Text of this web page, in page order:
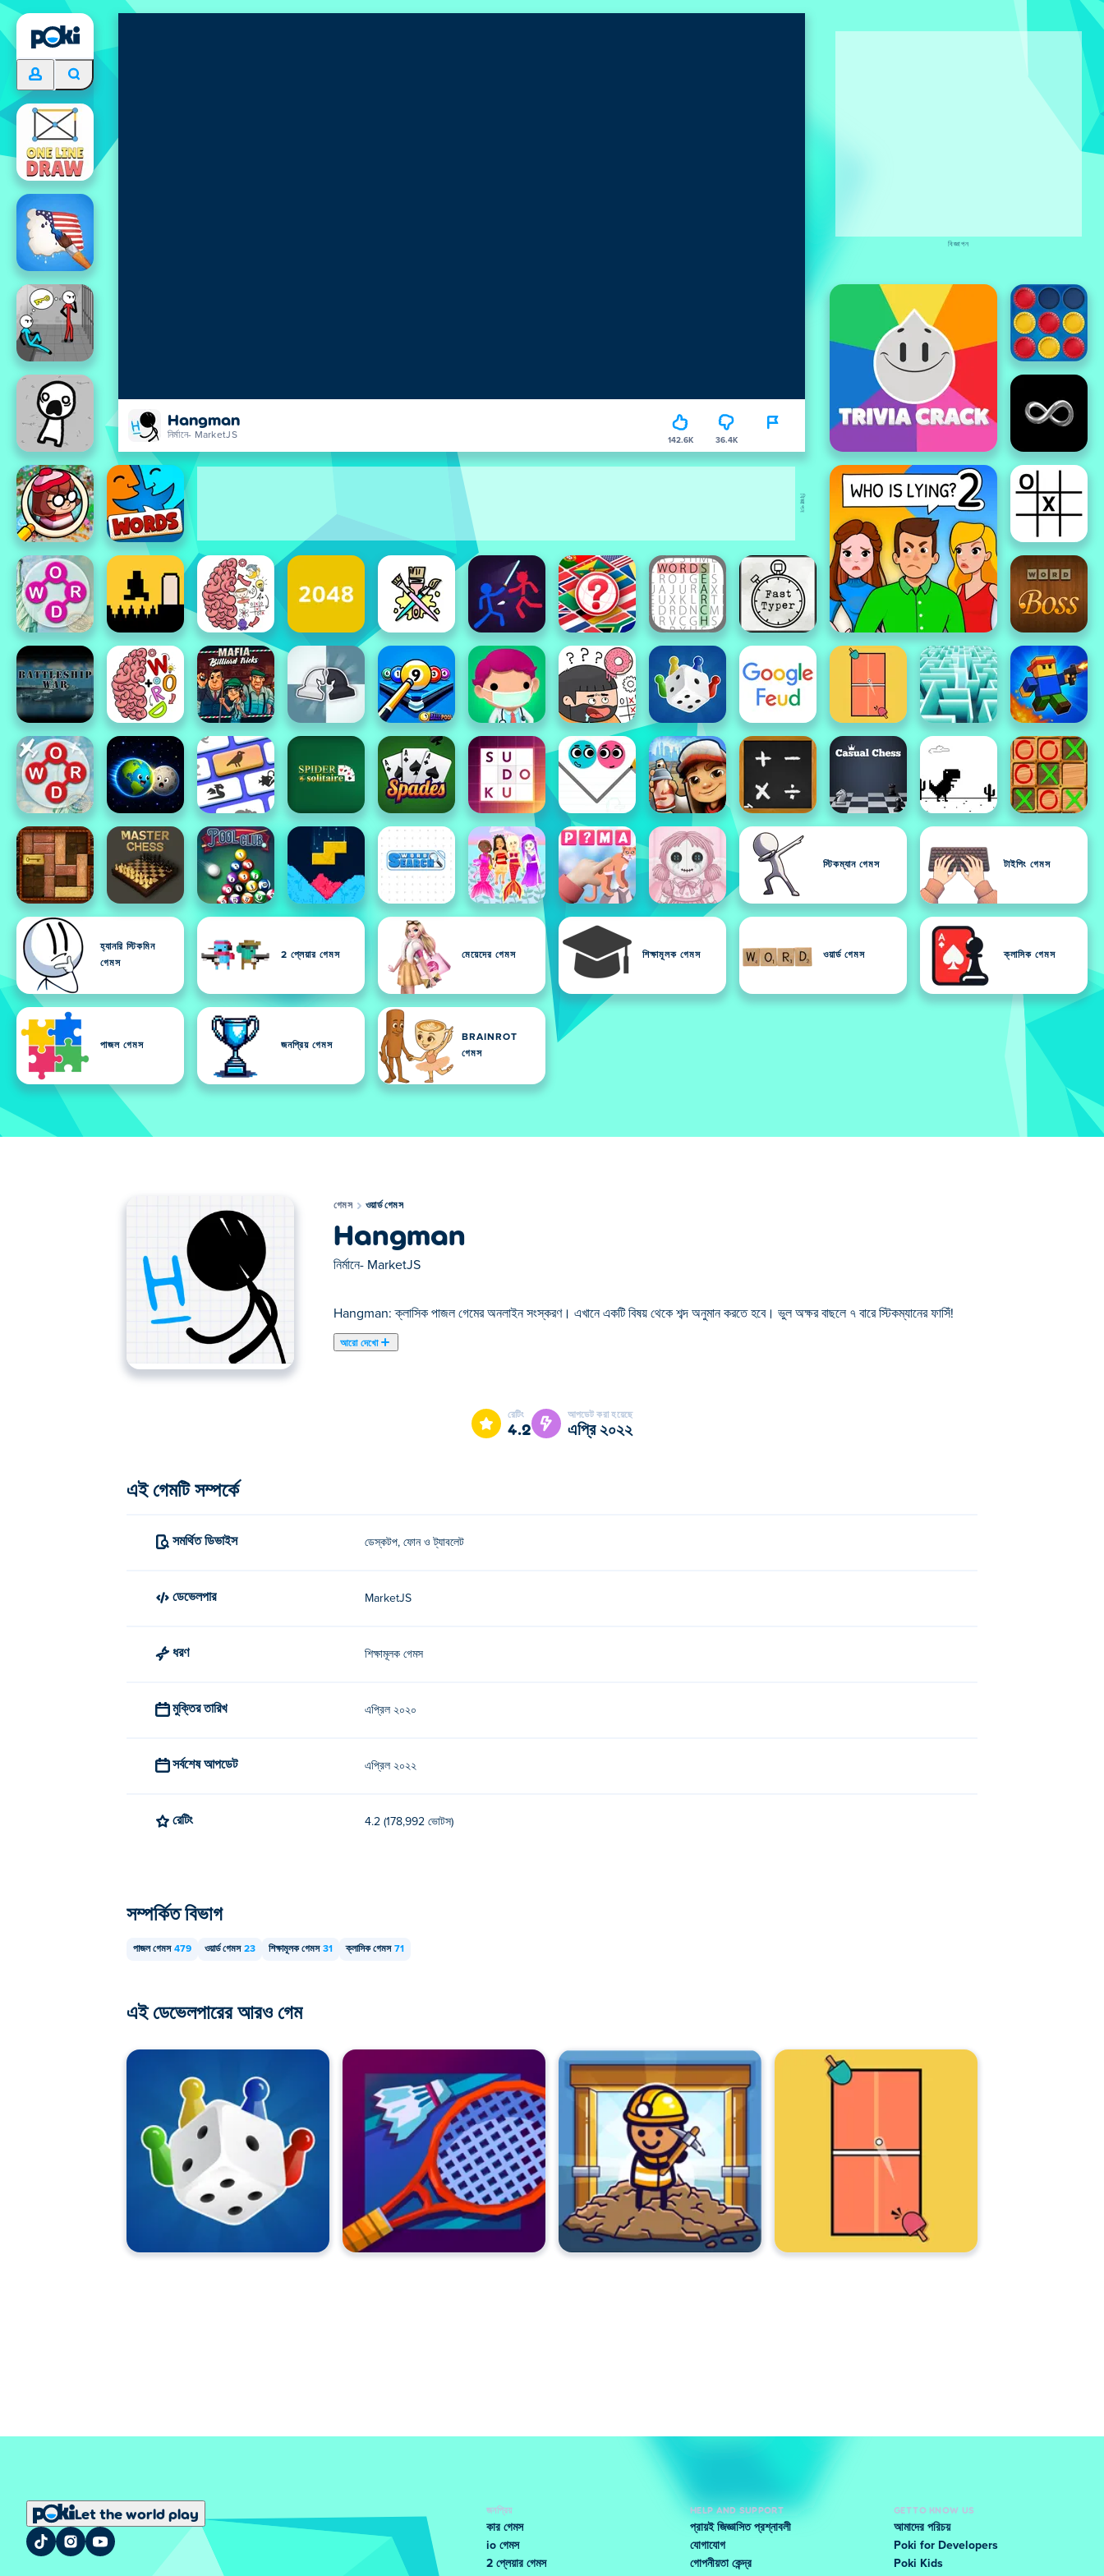
Hangman
নির্মানে- MarketJS 142.6K 36.4K
স্টিকম্যান গেমস টাইপিং গেমস
হ্যানরি স্টিকমিন
গেমস
2 প্লেয়ার গেমস মেয়েদের গেমস শিক্ষামূলক গেমস ওয়ার্ড গেমস ক্লাসিক গেমস
পাজল গেমস জনপ্রিয় গেমস
BRAINROT
গেমস
বিজ্ঞাপন
বিজ্ঞাপন
গেমস ওয়ার্ড গেমস
Hangman
নির্মানে- MarketJS
Hangman: ক্লাসিক পাজল গেমের অনলাইন সংস্করণ। এখানে একটি বিষয় থেকে শব্দ অনুমান করতে হবে। ভুল অক্ষর বাছলে ৭ বারে স্টিকম্যানের ফাসিঁ!
আরো দেখো
এখানে আপনি Hangman খেলতে পারেন। Hangman আমাদের নির্বাচিত ওয়ার্ড গেমস এর একটি।
রেটিং
4.2
আপডেট করা হয়েছে
এপ্রি ২০২২
এই গেমটি সম্পর্কে
সমর্থিত ডিভাইস ডেস্কটপ, ফোন ও ট্যাবলেট
ডেভেলপার MarketJS
ধরণ শিক্ষামূলক গেমস
মুক্তির তারিখ এপ্রিল ২০২০
সর্বশেষ আপডেট এপ্রিল ২০২২
রেটিং 4.2 (178,992 ভোটস)
সম্পর্কিত বিভাগ
পাজল গেমস 479 ওয়ার্ড গেমস 23 শিক্ষামূলক গেমস 31 ক্লাসিক গেমস 71
এই ডেভেলপারের আরও গেম
Let the world play
জনপ্রিয়
কার গেমস
io গেমস
2 প্লেয়ার গেমস
HELP AND SUPPORT
প্রায়ই জিজ্ঞাসিত প্রশ্নাবলী
যোগাযোগ
গোপনীয়তা কেন্দ্র
GET TO KNOW US
আমাদের পরিচয়
Poki for Developers
Poki Kids